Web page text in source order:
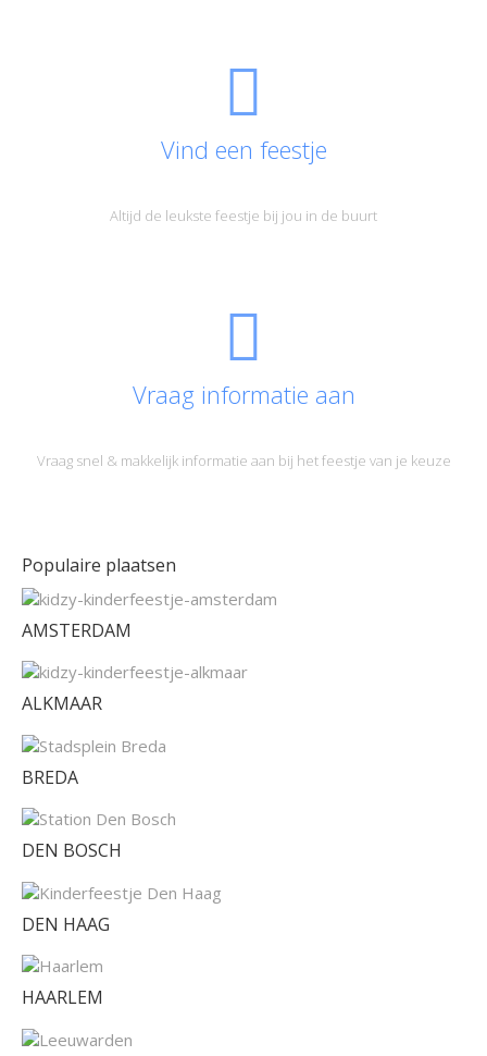
Vind een feestje
Altijd de leukste feestje bij jou in de buurt
Vraag informatie aan
Vraag snel & makkelijk informatie aan bij het feestje van je keuze
Populaire plaatsen
AMSTERDAM
ALKMAAR
BREDA
DEN BOSCH
DEN HAAG
HAARLEM